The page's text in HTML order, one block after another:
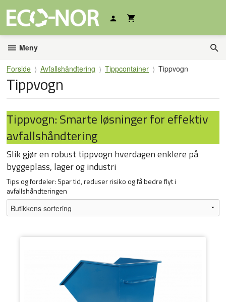
innholdet
Meny
Forside Avfallshåndtering Tippcontainer Tippvogn
Tippvogn
Tippvogn: Smarte løsninger for effektiv
avfallshåndtering
Slik gjør en robust tippvogn hverdagen enklere på
byggeplass, lager og industri
Tips og fordeler: Spar tid, reduser risiko og få bedre flyt i
avfallshåndteringen